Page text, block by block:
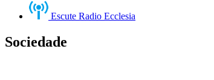
Escute Radio Ecclesia
Sociedade